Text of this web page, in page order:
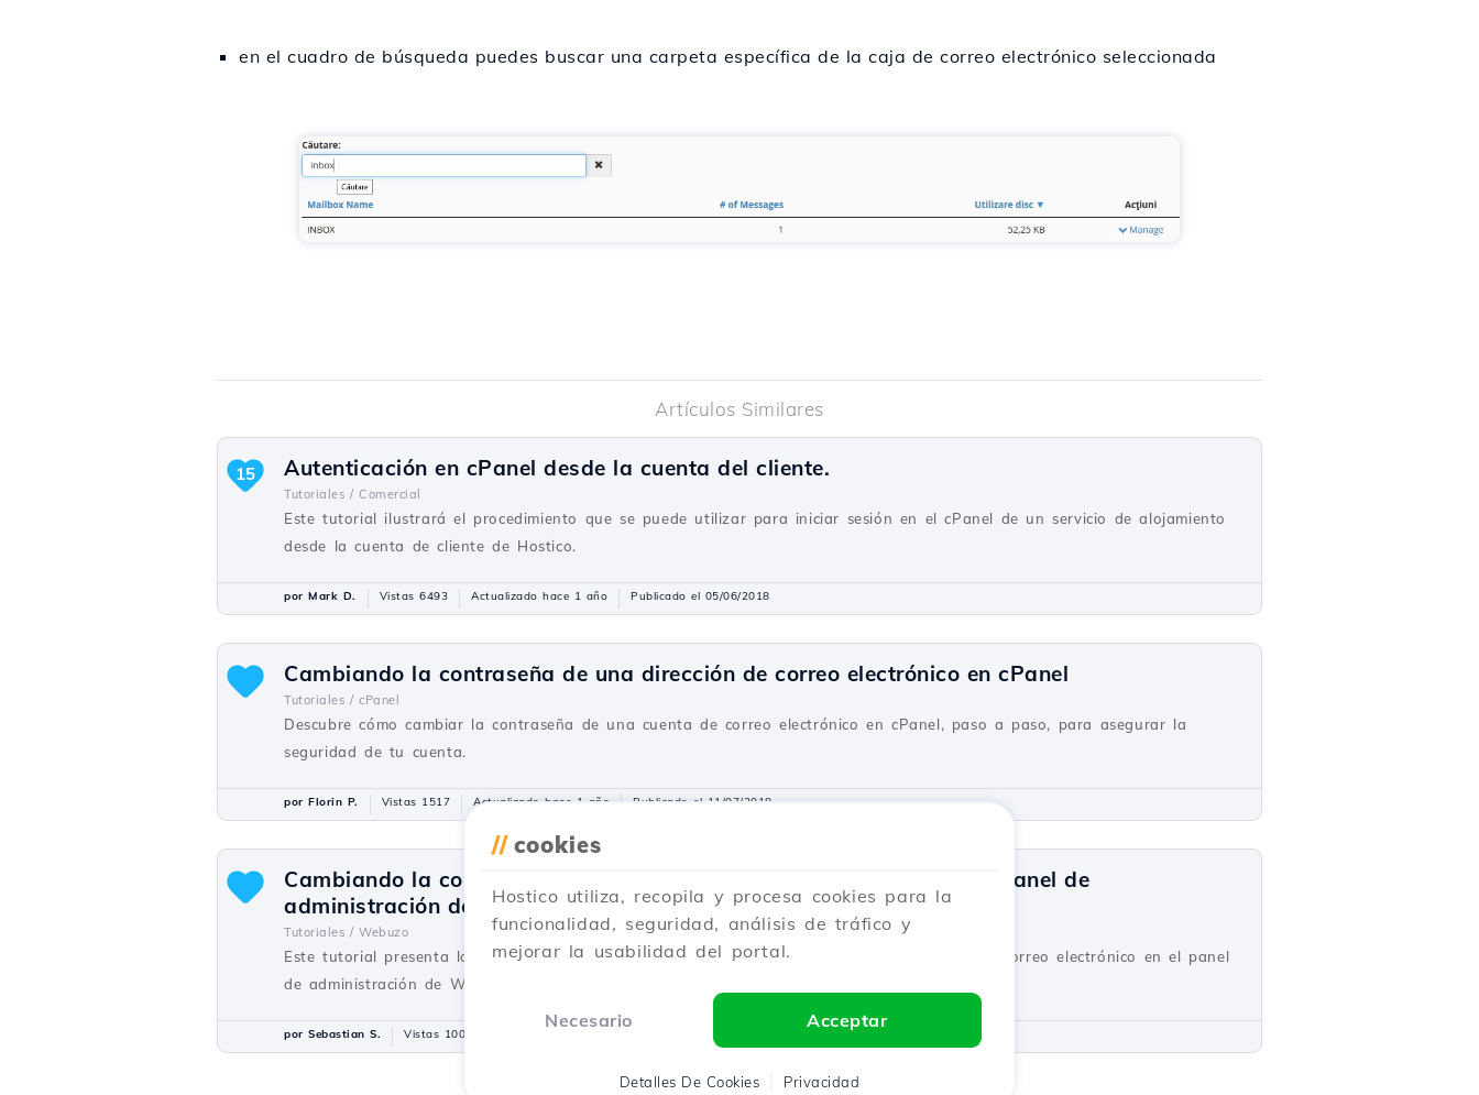
en el cuadro de búsqueda puedes buscar una carpeta específica de la caja de correo electrónico seleccionada
Artículos Similares
Autenticación en cPanel desde la cuenta del cliente.
Tutoriales / Comercial
Este tutorial ilustrará el procedimiento que se puede utilizar para iniciar sesión en el cPanel de un servicio de alojamiento
desde la cuenta de cliente de Hostico.
15
por Mark D. Vistas 6493 Actualizado hace 1 año Publicado el 05/06/2018
Cambiando la contraseña de una dirección de correo electrónico en cPanel
Tutoriales / cPanel
Descubre cómo cambiar la contraseña de una cuenta de correo electrónico en cPanel, paso a paso, para asegurar la
seguridad de tu cuenta.
por Florin P. Vistas 1517 Actualizado hace 1 año Publicado el 11/07/2018
Cambiando la contraseña de una cuenta de correo electrónico en el panel de
administración de Webuzo
Tutoriales / Webuzo
Este tutorial presenta los pasos necesarios para restablecer la contraseña de una cuenta de correo electrónico en el panel
de administración de Webuzo.
por Sebastian S. Vistas 1003
// cookies
Hostico utiliza, recopila y procesa cookies para la
funcionalidad, seguridad, análisis de tráfico y
mejorar la usabilidad del portal.
Necesario Acceptar
Detalles De Cookies Privacidad